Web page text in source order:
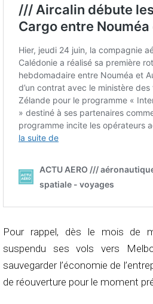
Pour rappel, dès le mois de
suspendu ses vols vers
sauvegarder l’économie de
de réouverture pour le moment